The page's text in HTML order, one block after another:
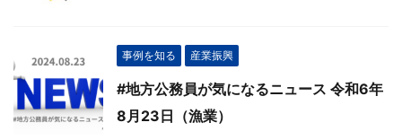
事例を知る 産業振興
#地方公務員が気になるニュース 令和6年
8月23日（漁業）